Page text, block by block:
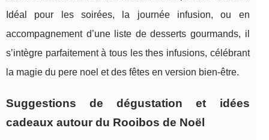
Idéal pour les soirées, la journée infusion, ou en
accompagnement d’une liste de desserts gourmands, il
s’intègre parfaitement à tous les thes infusions, célébrant
la magie du pere noel et des fêtes en version bien-être.
Suggestions de dégustation et idées
cadeaux autour du Rooibos de Noël